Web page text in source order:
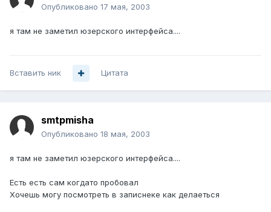
Опубликовано 17 мая, 2003
я там не заметил юзерского интерфейса....
Вставить ник Цитата
smtpmisha
Опубликовано 18 мая, 2003
я там не заметил юзерского интерфейса....
Есть есть сам когдато пробовал
Хочешь могу посмотреть в записнеке как делаеться